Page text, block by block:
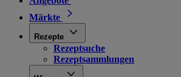
Märkte
Rezepte
Rezeptsuche
Rezeptsammlungen